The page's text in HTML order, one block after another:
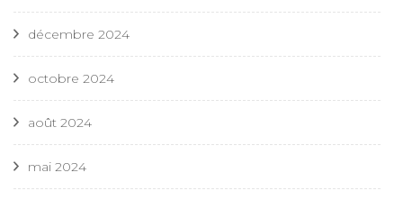
décembre 2024
octobre 2024
août 2024
mai 2024